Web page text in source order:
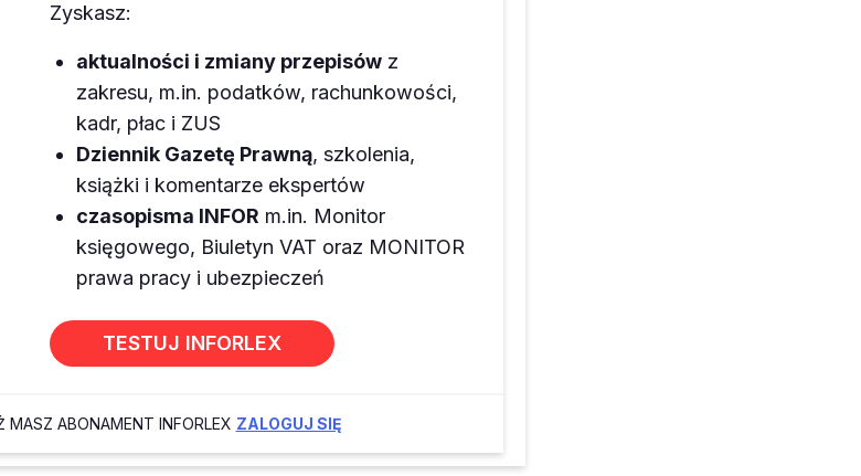
Zyskasz:
aktualności i zmiany przepisów z
zakresu, m.in. podatków, rachunkowości,
kadr, płac i ZUS
Dziennik Gazetę Prawną, szkolenia,
książki i komentarze ekspertów
czasopisma INFOR m.in. Monitor
księgowego, Biuletyn VAT oraz MONITOR
prawa pracy i ubezpieczeń
TESTUJ INFORLEX
MASZ ABONAMENT INFORLEX ZALOGUJ SIĘ